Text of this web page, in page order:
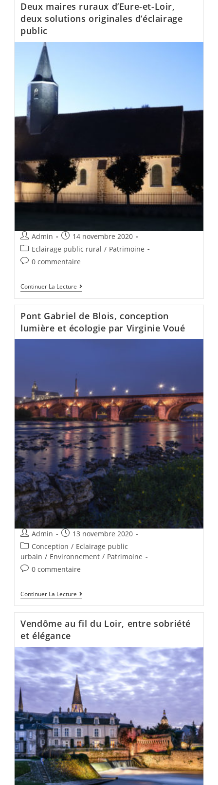
Deux maires ruraux d’Eure-et-Loir,
deux solutions originales d’éclairage
public
Admin
14 novembre 2020
Eclairage public rural / Patrimoine
0 commentaire
Continuer La Lecture
Pont Gabriel de Blois, conception
lumière et écologie par Virginie Voué
Admin
13 novembre 2020
Conception / Eclairage public
urbain / Environnement / Patrimoine
0 commentaire
Continuer La Lecture
Vendôme au fil du Loir, entre sobriété
et élégance